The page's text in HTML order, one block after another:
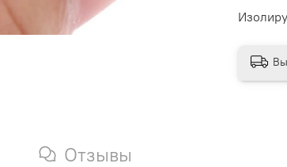
Отзывы